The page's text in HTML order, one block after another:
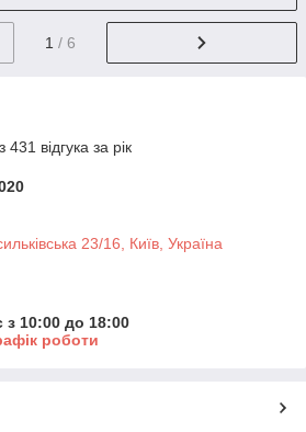
1 / 6
відгука за рік
23/16, Київ, Україна
з 10:00 до 18:00
роботи